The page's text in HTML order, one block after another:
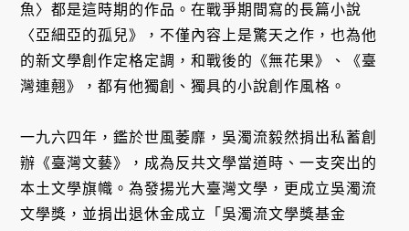
魚〉都是這時期的作品。在戰爭期間寫的長篇小說
〈亞細亞的孤兒》，不僅內容上是驚天之作，也為他
的新文學創作定格定調，和戰後的《無花果》、《臺
灣連翹》，都有他獨創、獨具的小說創作風格。
一九六四年，鑑於世風萎靡，吳濁流毅然捐出私蓄創
辦《臺灣文藝》，成為反共文學當道時、一支突出的
本土文學旗幟。為發揚光大臺灣文學，更成立吳濁流
文學獎，並捐出退休金成立「吳濁流文學獎基金